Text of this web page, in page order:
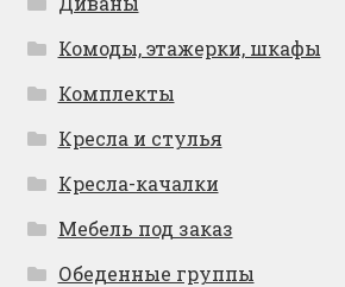
Комоды, этажерки, шкафы
Комплекты
Кресла и стулья
Кресла-качалки
Мебель под заказ
Обеденные группы